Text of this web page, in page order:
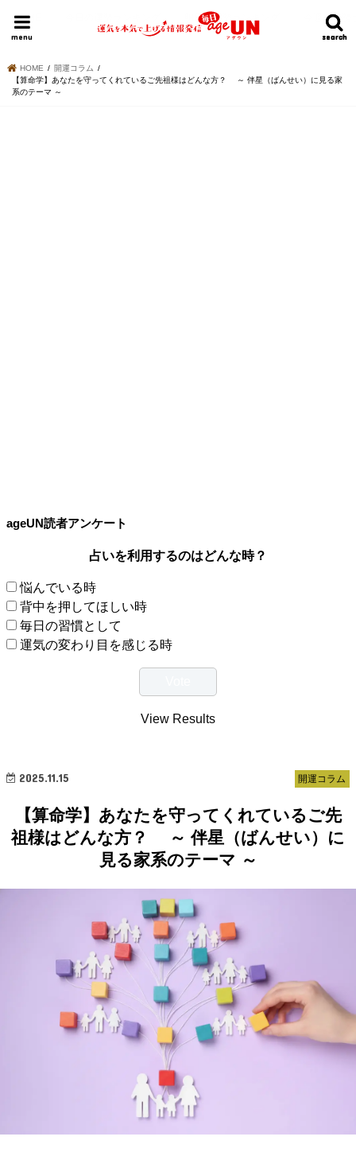
search
search
menu
HOME 明日の運勢ランキング 今週の運勢
HOME
開運コラム
【算命学】あなたを守ってくれているご先祖様はどんな方？ ～ 伴星（ばんせい）に見る家
系のテーマ ～
ageUN読者アンケート
占いを利用するのはどんな時？
悩んでいる時
背中を押してほしい時
毎日の習慣として
運気の変わり目を感じる時
View Results
開運コラム
2025.11.15
【算命学】あなたを守ってくれているご先
祖様はどんな方？ ～ 伴星（ばんせい）に
見る家系のテーマ ～